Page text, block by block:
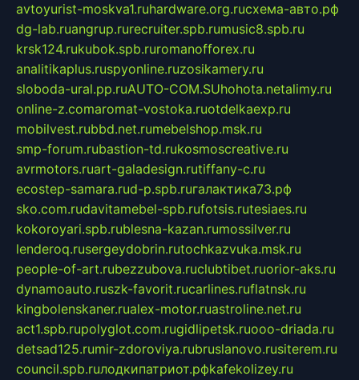
avtoyurist-moskva1.ruhardware.org.ruсхема-авто.рф
dg-lab.ruangrup.rurecruiter.spb.rumusic8.spb.ru
krsk124.rukubok.spb.ruromanofforex.ru
analitikaplus.ruspyonline.ruzosikamery.ru
sloboda-ural.pp.ruAUTO-COM.SUhohota.netalimy.ru
online-z.comaromat-vostoka.ruotdelkaexp.ru
mobilvest.rubbd.net.rumebelshop.msk.ru
smp-forum.rubastion-td.rukosmoscreative.ru
avrmotors.ruart-galadesign.rutiffany-c.ru
ecostep-samara.rud-p.spb.ruгалактика73.рф
sko.com.rudavitamebel-spb.rufotsis.rutesiaes.ru
kokoroyari.spb.rublesna-kazan.rumossilver.ru
lenderoq.rusergeydobrin.rutochkazvuka.msk.ru
people-of-art.rubezzubova.ruclubtibet.ruorior-aks.ru
dynamoauto.ruszk-favorit.rucarlines.ruflatnsk.ru
kingbolenskaner.rualex-motor.ruastroline.net.ru
act1.spb.rupolyglot.com.rugidlipetsk.ruooo-driada.ru
detsad125.rumir-zdoroviya.rubruslanovo.rusiterem.ru
council.spb.ruлодкипатриот.рфkafekolizey.ru